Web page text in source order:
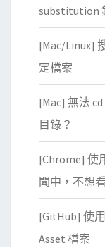
substitution
[Mac/Linux]
定檔案
[Mac] 無法
目錄？
[Chrome] 使
聞中，不想
[GitHub] 使
Asset 檔案